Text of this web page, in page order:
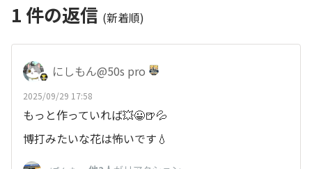
1 件の返信 (新着順)
にしもん@50s pro
2025/09/29 17:58
もっと作っていれば💥😀🍺💦
博打みたいな花は怖いです💧